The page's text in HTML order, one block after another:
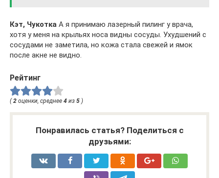
Кэт, Чукотка А я принимаю лазерный пилинг у врача,
хотя у меня на крыльях носа видны сосуды. Ухудшений с
сосудами не заметила, но кожа стала свежей и ямок
после акне не видно.
Рейтинг
( 2 оценки, среднее 4 из 5 )
Понравилась статья? Поделиться с
друзьями: